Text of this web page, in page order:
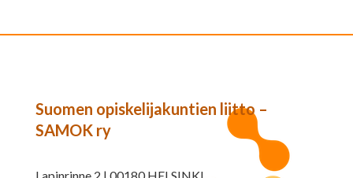
Suomen opiskelijakuntien liitto –
SAMOK ry